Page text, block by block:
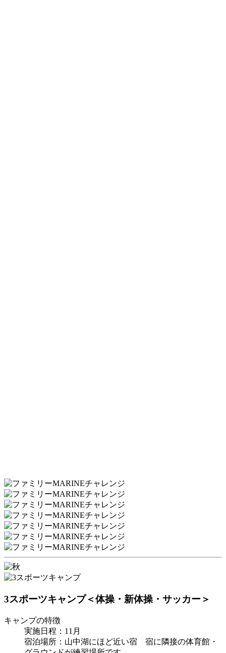
3スポーツキャンプ＜体操・新体操・サッカー＞
キャンプの特徴
実施日程：11月
宿泊場所：山中湖にほど近い宿 宿に隣接の体育館・